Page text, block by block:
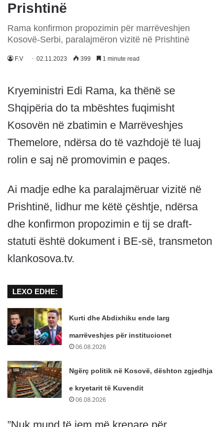
Prishtinë
Rama konfirmon propozimin për marrëveshjen
Kosovë-Serbi, paralajmëron vizitë në Prishtinë
F.V 02.11.2023 399 1 minute read
Kryeministri Edi Rama, ka thënë se
Shqipëria do ta mbështes fuqimisht
Kosovën në zbatimin e Marrëveshjes
Themelore, ndërsa do të vazhdojë të luaj
rolin e saj në promovimin e paqes.
Ai madje edhe ka paralajmëruar vizitë në
Prishtinë, lidhur me këtë çështje, ndërsa
dhe konfirmon propozimin e tij se draft-
statuti është dokument i BE-së, transmeton
klankosova.tv.
LEXO EDHE:
Kurti dhe Abdixhiku ende larg
marrëveshjes për institucionet
06.08.2026
Ngërç politik në Kosovë, dështon zgjedhja
e kryetarit të Kuvendit
06.08.2026